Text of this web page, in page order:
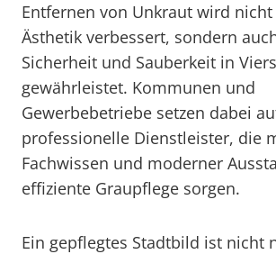
Entfernen von Unkraut wird
Ästhetik verbessert, sondern
Sicherheit und Sauberkeit in
gewährleistet. Kommunen und
Gewerbebetriebe setzen dabei
professionelle Dienstleister, die
Fachwissen und moderner
effiziente Graupflege sorgen.
Ein gepflegtes Stadtbild ist nicht